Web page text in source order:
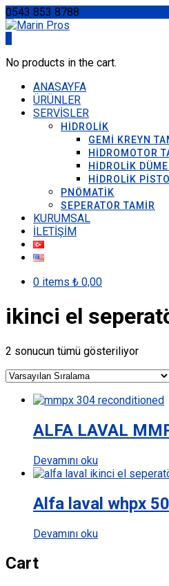
0543 853 8788
No products in the cart.
ANASAYFA
ÜRÜNLER
SERVİSLER
HİDROLİK
GEMİ KREYN
HİDROMOTOR
HİDROLİK
HİDROLİK
PNÖMATİK
SEPERATOR TAMİR
KURUMSAL
İLETİŞİM
0 items ₺ 0,00
ikinci el
2 sonucun tümü gösteriliyor
ALFA LAVAL
Devamını oku
Alfa laval whpx
Devamını oku
Cart